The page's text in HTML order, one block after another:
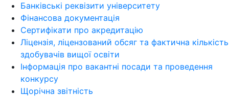
Банківські реквізити університету
Фінансова документація
Сертифікати про акредитацію
Ліцензія, ліцензований обсяг та фактична кількість
здобувачів вищої освіти
Інформація про вакантні посади та проведення
конкурсу
Щорічна звітність